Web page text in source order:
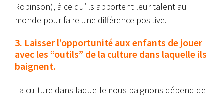
Robinson), à ce qu’ils apportent leur talent au
monde pour faire une différence positive.
3. Laisser l’opportunité aux enfants de jouer
avec les “outils” de la culture dans laquelle ils
baignent.
La culture dans laquelle nous baignons dépend de